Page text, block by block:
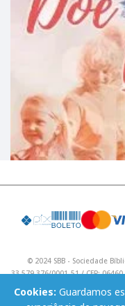
Cookies: Guardamos
© 2024 SBB - Sociedade
33.579.376/0001-51 / CEP: 06460-
/ Telefone: (11)